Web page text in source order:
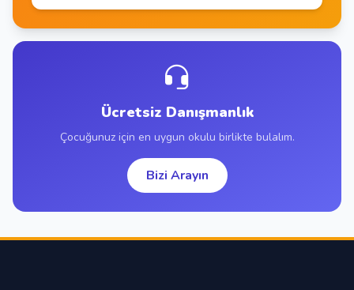
Ücretsiz Danışmanlık
Çocuğunuz için en uygun okulu birlikte bulalım.
Bizi Arayın